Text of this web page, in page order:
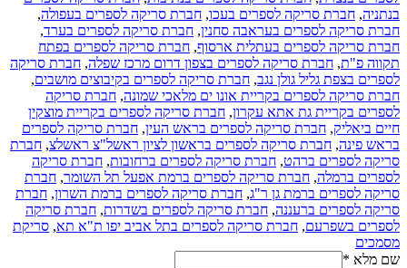
בנתניה, חברת סריקה לספרים בעכו, חברת סריקה לספרים בעפולה,
חברת סריקה לספרים בעראבה סחנין, חברת סריקה לספרים בערד,
חברת סריקה לספרים בעתלית ארסוף, חברת סריקה לספרים בפתח
תקווה פ"ת, חברת סריקה לספרים בצפון דרום מרכז שפלה, חברת סריקה
לספרים בצפת גליל גולן נגב, חברת סריקה לספרים בקיבוצים מושבים,
חברת סריקה לספרים בקריית אונו ים מלאכי שמונה, חברת סריקה
לספרים בקריית גת אתא עקרון, חברת סריקה לספרים בקריית מוצקין
חיים ביאליק, חברת סריקה לספרים בראש העין, חברת סריקה לספרים
בראש פינה, חברת סריקה לספרים בראשון לציון ראשל"צ ראשלצ, חברת
סריקה לספרים ברהט, חברת סריקה לספרים ברחובות, חברת סריקה
לספרים ברמלה, חברת סריקה לספרים ברמת אפעל תל השומר, חברת
סריקה לספרים ברמת גן ר"ג, חברת סריקה לספרים ברמת השרון, חברת
סריקה לספרים ברעננה, חברת סריקה לספרים בשדרות, חברת סריקה
לספרים בשפרעם, חברת סריקה לספרים בתל אביב יפו ת"א תא, סריקת
מסמכים
שם מלא *